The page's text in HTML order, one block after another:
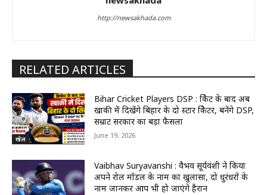
http://newsakhada.com
RELATED ARTICLES
खेल
Bihar Cricket Players DSP : क्रिकेट के बाद अब
खाकी में दिखेंगे बिहार के दो स्टार क्रिकेटर, बनेंगे DSP,
सम्राट सरकार का बड़ा फैसला
June 19, 2026
Vaibhav Suryavanshi : वैभव सूर्यवंशी ने किया
अपने रोल मॉडल के नाम का खुलासा, दो धुरंधरों के
नाम जानकर आप भी हो जाएंगे हैरान